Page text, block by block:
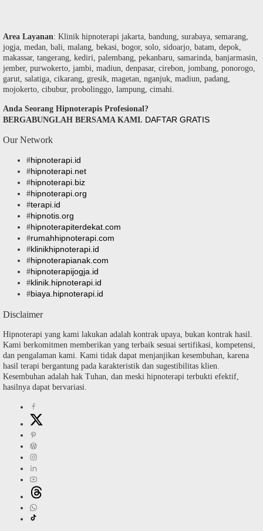
Area Layanan: Klinik hipnoterapi jakarta, bandung, surabaya, semarang,
jogja, medan, bali, malang, bekasi, bogor, solo, sidoarjo, batam, depok,
makassar, tangerang, kediri, palembang, pekanbaru, samarinda, banjarmasin,
jember, purwokerto, jambi, madiun, denpasar, cirebon, jombang, ponorogo,
garut, salatiga, cikarang, gresik, magetan, nganjuk, madiun, padang,
mojokerto, cibubur, probolinggo, lampung, cimahi.
Anda Seorang Hipnoterapis Profesional?
BERGABUNGLAH BERSAMA KAMI. DAFTAR GRATIS
Our Network
#hipnoterapi.id
#hipnoterapi.net
#hipnoterapi.biz
#hipnoterapi.org
#terapi.id
#hipnotis.org
#hipnoterapiterdekat.com
#rumahhipnoterapi.com
#klinikhipnoterapi.id
#hipnoterapianak.com
#hipnoterapijogja.id
#klinik.hipnoterapi.id
#biaya.hipnoterapi.id
Disclaimer
Hipnoterapi yang kami lakukan adalah kontrak upaya, bukan kontrak hasil.
Kami berkomitmen memberikan yang terbaik sesuai sertifikasi, kompetensi,
dan pengalaman kami. Kami tidak dapat menjanjikan kesembuhan, karena
hasil terapi bergantung pada karakteristik dan sugestibilitas klien.
Kesembuhan adalah hak Tuhan, dan meski hipnoterapi terbukti efektif,
hasilnya dapat bervariasi.